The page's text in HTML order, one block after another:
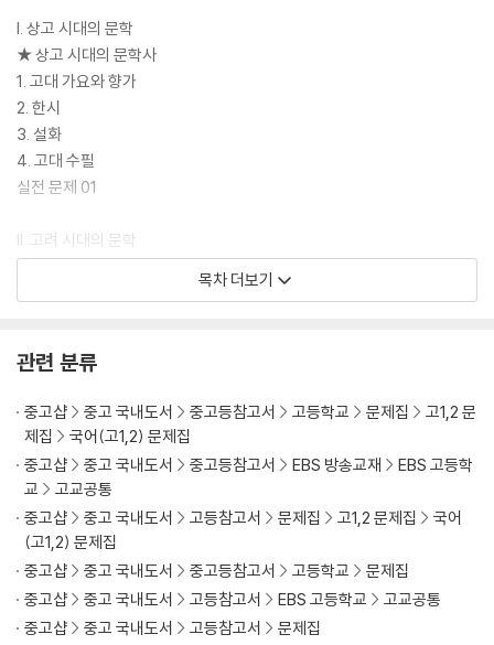
I. 상고 시대의 문학
★ 상고 시대의 문학사
1. 고대 가요와 향가
2. 한시
3. 설화
4. 고대 수필
실전 문제 01
II. 고려 시대의 문학
★ 고려 시대의 문학사
4. 가전체 소설
실전 문제 01
실전 문제 02
★ 조선 시대의 문학사
1. 악장과 언해, 한시
2. 시조
3. 가사
4. 잡가와 민요, 무가
목차 더보기
관련 분류
중고샵 중고 국내도서 중고등참고서 고등학교 문제집
고1,2 문
제집
국어(고1,2) 문제집
중고샵
중고 국내도서 중고등참고서 EBS 방송교재
EBS 고등학
교
고교공통
중고샵
중고 국내도서 고등참고서 문제집 고1,2 문제집
국어
(고1,2) 문제집
중고샵
중고 국내도서 중고등참고서 고등학교
문제집
중고샵
중고 국내도서 고등참고서 EBS 고등학교
고교공통
중고샵
중고 국내도서 고등참고서 문제집